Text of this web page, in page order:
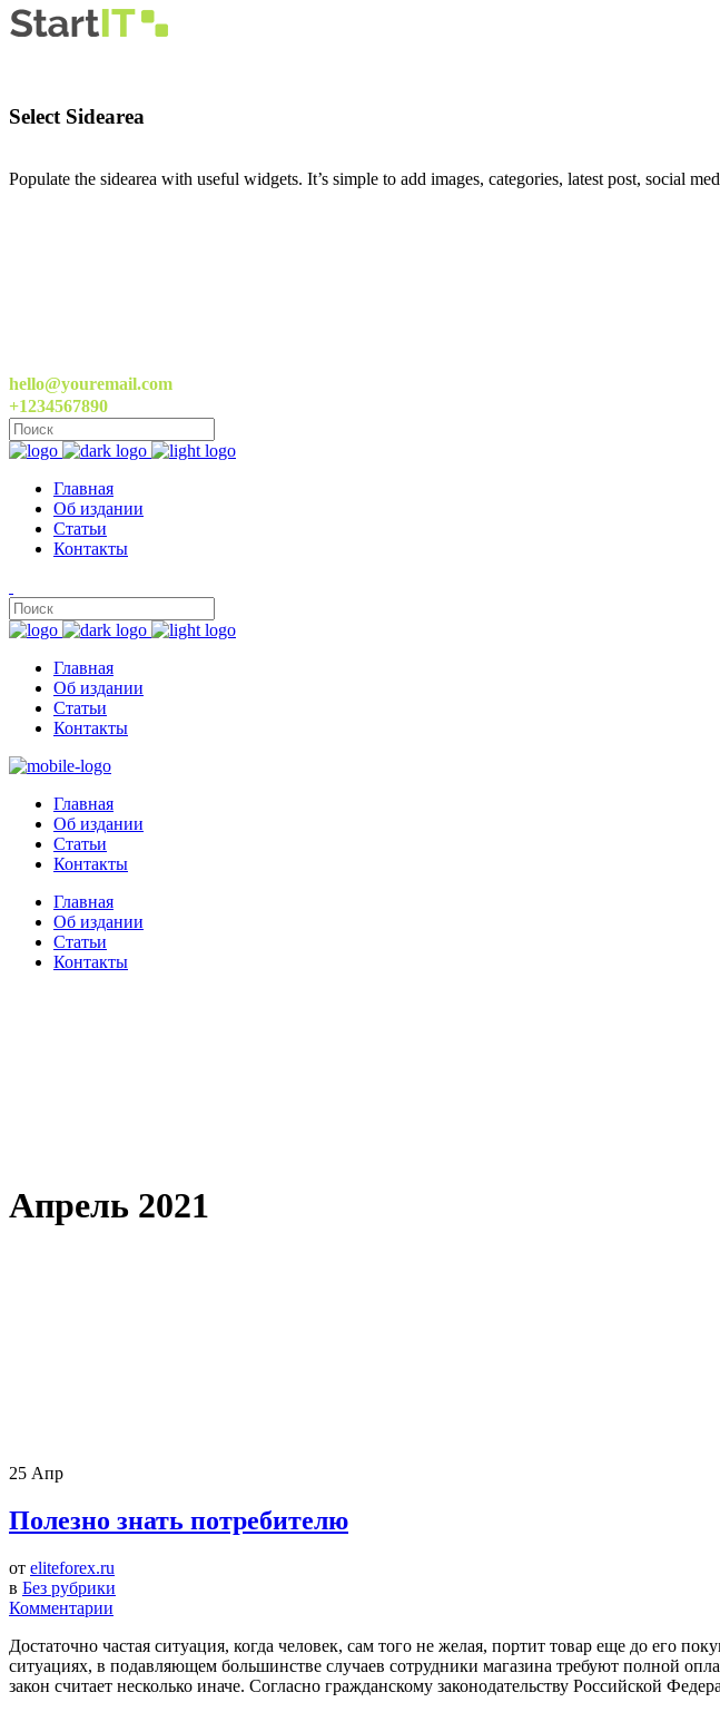
Select Sidearea
Populate the sidearea with useful widgets. It’s simple to add images, categories, latest post, social
hello@youremail.com
+1234567890
Главная
Об издании
Статьи
Контакты
Главная
Об издании
Статьи
Контакты
Главная
Об издании
Статьи
Контакты
Главная
Об издании
Статьи
Контакты
Апрель 2021
25 Апр
Полезно знать потребителю
от eliteforex.ru
в Без рубрики
Комментарии
Достаточно частая ситуация, когда человек, сам того не желая, портит товар еще до его
ситуациях, в подавляющем большинстве случаев сотрудники магазина требуют полной
закон считает несколько иначе. Согласно гражданскому законодательству Российской